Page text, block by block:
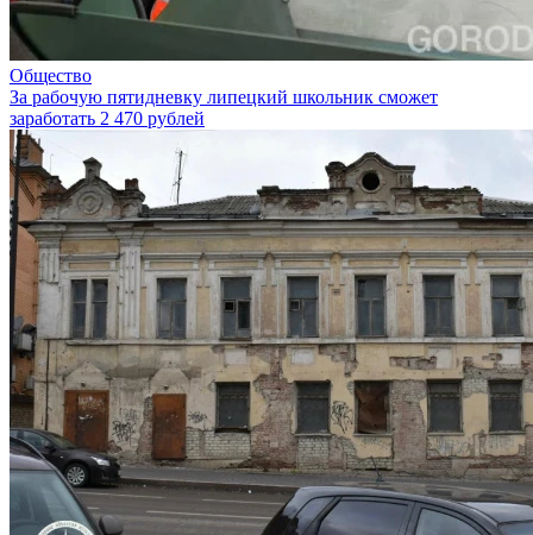
Общество
За рабочую пятидневку липецкий школьник сможет
заработать 2 470 рублей